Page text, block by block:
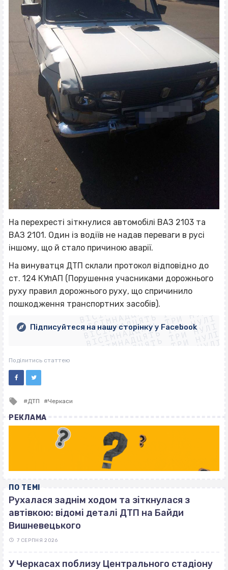
На перехресті зіткнулися автомобілі ВАЗ 2103 та
ВАЗ 2101. Один із водіїв не надав переваги в русі
іншому, що й стало причиною аварії.
На винуватця ДТП склали протокол відповідно до
ст. 124 КУпАП (Порушення учасниками дорожнього
руху правил дорожнього руху, що спричинило
пошкодження транспортних засобів).
ВІСІМНАДЦЯТЬ ТРИ НУЛІ
ВІСІМНАДЦЯТЬ ТРИ НУЛІ
ВІСІМНАДЦЯТЬ ТРИ НУЛІ
ВІСІМНАДЦЯТЬ ТРИ НУЛІ
ВІСІМНАДЦЯТЬ ТРИ НУЛІ
ВІСІМНАДЦЯТЬ ТРИ НУЛІ
ВІСІМНАДЦЯТЬ ТРИ НУЛІ
ВІСІМНАДЦЯТЬ ТРИ НУЛІ
Підписуйтеся на нашу сторінку у Facebook
Поділитись статтею
Tagged
ДТП Черкаси
РЕКЛАМА
ПО ТЕМІ
Рухалася заднім ходом та зіткнулася з
автівкою: відомі деталі ДТП на Байди
Вишневецького
7 СЕРПНЯ 2026
У Черкасах поблизу Центрального стадіону